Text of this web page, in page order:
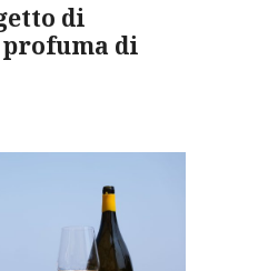
di
profuma di